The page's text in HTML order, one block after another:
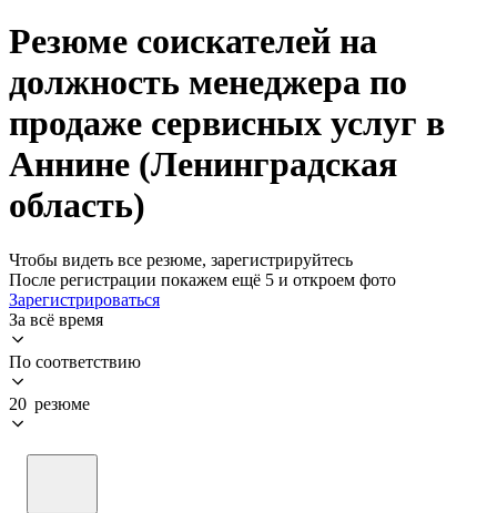
Резюме соискателей на
должность менеджера по
продаже сервисных услуг в
Аннине (Ленинградская
область)
Чтобы видеть все резюме, зарегистрируйтесь
После регистрации покажем ещё 5 и откроем фото
Зарегистрироваться
За всё время
По соответствию
20 резюме